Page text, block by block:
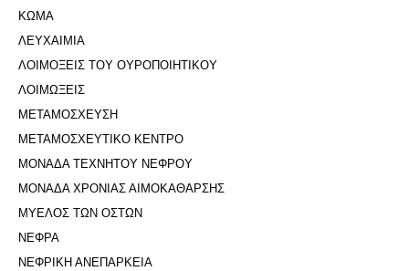
ΚΩΜΑ
ΛΕΥΧΑΙΜΙΑ
ΛΟΙΜΟΞΕΙΣ ΤΟΥ ΟΥΡΟΠΟΙΗΤΙΚΟΥ
ΛΟΙΜΩΞΕΙΣ
ΜΕΤΑΜΟΣΧΕΥΣΗ
ΜΕΤΑΜΟΣΧΕΥΤΙΚΟ ΚΕΝΤΡΟ
ΜΟΝΑΔΑ ΤΕΧΝΗΤΟΥ ΝΕΦΡΟΥ
ΜΟΝΑΔΑ ΧΡΟΝΙΑΣ ΑΙΜΟΚΑΘΑΡΣΗΣ
ΜΥΕΛΟΣ ΤΩΝ ΟΣΤΩΝ
ΝΕΦΡΑ
ΝΕΦΡΙΚΗ ΑΝΕΠΑΡΚΕΙΑ